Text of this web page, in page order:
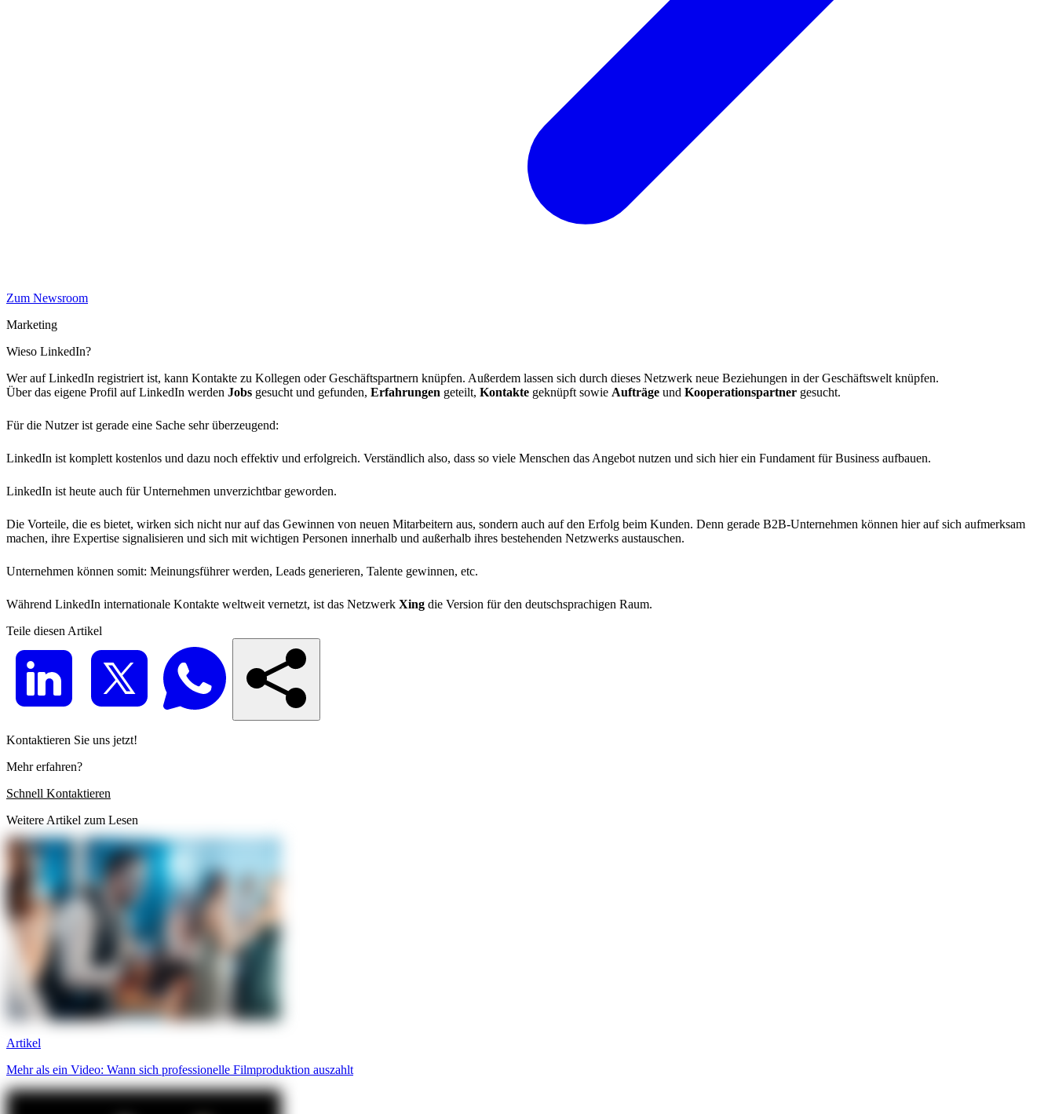
Zum Newsroom
Marketing
Wieso LinkedIn?
Wer auf LinkedIn registriert ist, kann Kontakte zu Kollegen oder Geschäftspartnern knüpfen. Außerdem lassen sich durch dieses Netzwerk neue Beziehungen in der Geschäftswelt knüpfen.
Über das eigene Profil auf LinkedIn werden Jobs gesucht und gefunden, Erfahrungen geteilt, Kontakte geknüpft sowie Aufträge und Kooperationspartner gesucht.
Für die Nutzer ist gerade eine Sache sehr überzeugend:
LinkedIn ist komplett kostenlos und dazu noch effektiv und erfolgreich. Verständlich also, dass so viele Menschen das Angebot nutzen und sich hier ein Fundament für Business aufbauen.
LinkedIn ist heute auch für Unternehmen unverzichtbar geworden.
Die Vorteile, die es bietet, wirken sich nicht nur auf das Gewinnen von neuen Mitarbeitern aus, sondern auch auf den Erfolg beim Kunden. Denn gerade B2B-Unternehmen können hier auf sich aufmerksam
machen, ihre Expertise signalisieren und sich mit wichtigen Personen innerhalb und außerhalb ihres bestehenden Netzwerks austauschen.
Unternehmen können somit: Meinungsführer werden, Leads generieren, Talente gewinnen, etc.
Während LinkedIn internationale Kontakte weltweit vernetzt, ist das Netzwerk Xing die Version für den deutschsprachigen Raum.
Teile diesen Artikel
Kontaktieren Sie uns jetzt!
Mehr erfahren?
Schnell Kontaktieren
Weitere Artikel zum Lesen
Artikel
Mehr als ein Video: Wann sich professionelle Filmproduktion auszahlt